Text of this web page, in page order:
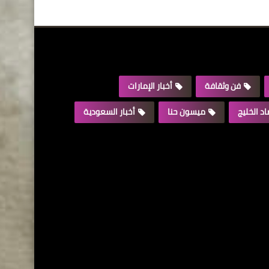
فن وثقافة
أخبار الإمارات
الخليج
ميسون حنا أخبار السعودية